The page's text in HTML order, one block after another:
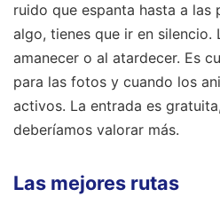
ruido que espanta hasta a las
algo, tienes que ir en silencio.
amanecer o al atardecer. Es
para las fotos y cuando los
activos. La entrada es
deberíamos valorar más.
Las mejores rutas